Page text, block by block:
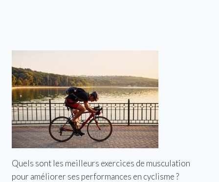
Quels sont les meilleurs exercices de musculation
pour améliorer ses performances en cyclisme ?